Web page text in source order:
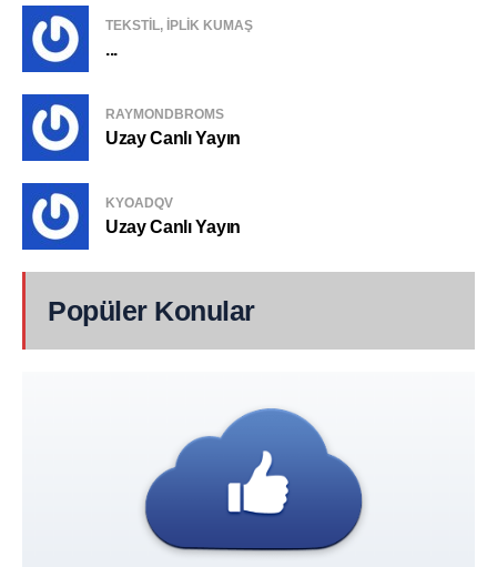
TEKSTIL, IPLIK KUMAŞ
...
RAYMONDBROMS
Uzay Canlı Yayın
KYOADQV
Uzay Canlı Yayın
Popüler Konular